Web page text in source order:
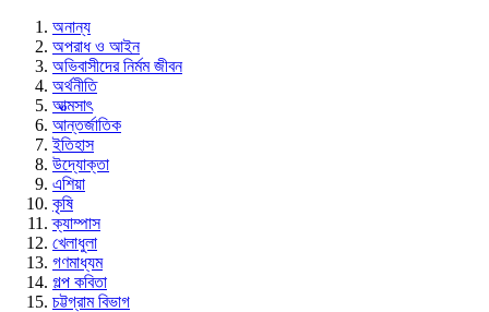
অনান্য
অপরাধ ও আইন
অভিবাসীদের নির্মম জীবন
অর্থনীতি
আত্মসাৎ
আন্তর্জাতিক
ইতিহাস
উদ্যোক্তা
এশিয়া
কৃষি
ক্যাম্পাস
খেলাধুলা
গণমাধ্যম
গল্প ক‌বিতা
চট্টগ্রাম বিভাগ